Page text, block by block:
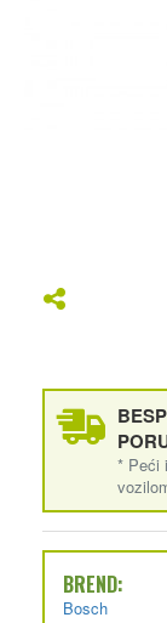
* Peći
BREND:
Bosch